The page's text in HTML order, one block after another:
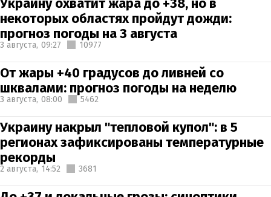
некоторых областях пройдут дожди:
прогноз погоды на 3 августа
3 августа, 09:27 10977
От жары +40 градусов до ливней со
шквалами: прогноз погоды на неделю
3 августа, 08:00 5462
Украину накрыл "тепловой купол": в 5
регионах зафиксированы температурные
рекорды
2 августа, 14:52 3681